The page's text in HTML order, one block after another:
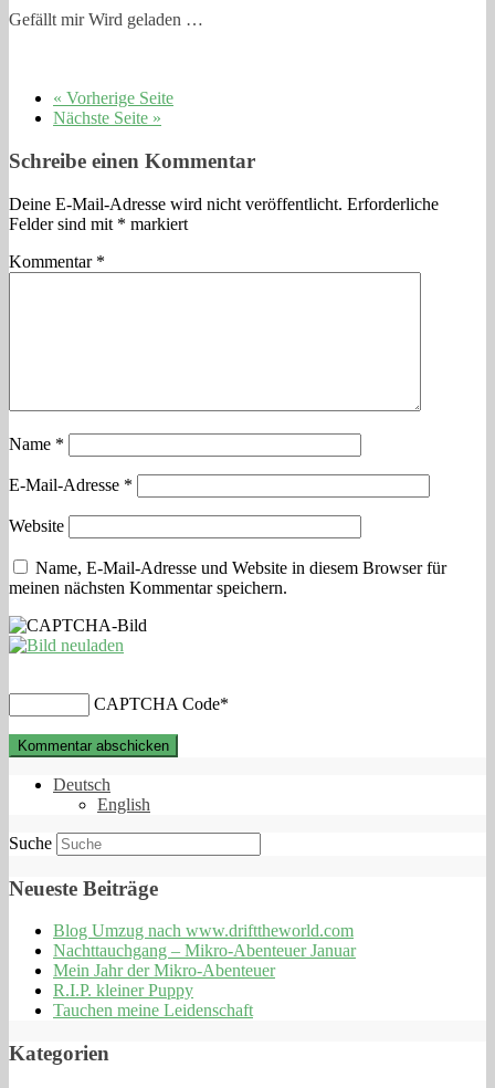
Gefällt mir Wird geladen …
« Vorherige Seite
Nächste Seite »
Schreibe einen Kommentar
Deine E-Mail-Adresse wird nicht veröffentlicht. Erforderliche
Felder sind mit * markiert
Kommentar *
Name *
E-Mail-Adresse *
Website
Name, E-Mail-Adresse und Website in diesem Browser für
meinen nächsten Kommentar speichern.
CAPTCHA Code*
Deutsch
English
Suche
Neueste Beiträge
Blog Umzug nach www.drifttheworld.com
Nachttauchgang – Mikro-Abenteuer Januar
Mein Jahr der Mikro-Abenteuer
R.I.P. kleiner Puppy
Tauchen meine Leidenschaft
Kategorien